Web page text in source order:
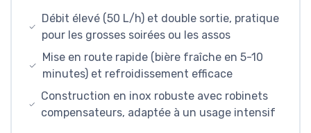
Débit élevé (50 L/h) et double sortie, pratique
pour les grosses soirées ou les assos
Mise en route rapide (bière fraîche en 5-10
minutes) et refroidissement efficace
Construction en inox robuste avec robinets
compensateurs, adaptée à un usage intensif